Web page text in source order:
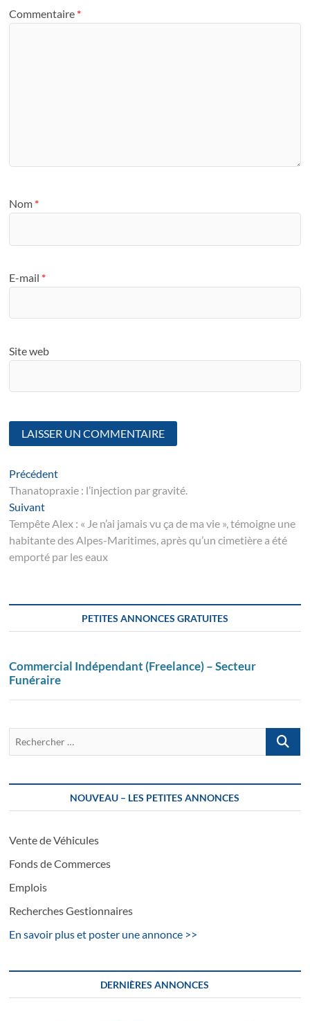
Commentaire *
Nom *
E-mail *
Site web
Navigation
de
l’article
PrécédentArticle
suivant
Thanatopraxie : l’injection par gravité.
SuivantSuivant
post:
Tempête Alex : « Je n’ai jamais vu ça de ma vie », témoigne une
habitante des Alpes-Maritimes, après qu’un cimetière a été
emporté par les eaux
PETITES ANNONCES GRATUITES
Commercial Indépendant (Freelance) – Secteur
Funéraire
…
NOUVEAU – LES PETITES ANNONCES
Vente de Véhicules
Fonds de Commerces
Emplois
Recherches Gestionnaires
En savoir plus et poster une annonce >>
DERNIÈRES ANNONCES